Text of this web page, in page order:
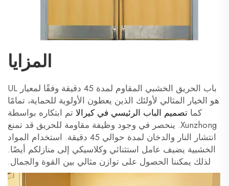
المزايا
باب الحريق الخشبي المقاوم لمدة 45 دقيقة وفقًا لمعيار UL
هو الخيار المثالي لأولئك الذين يعطون الأولوية للحماية، تمامًا
كما تصميم الباب الرئيسي في كيرالا تم ابتكاره بواسطة
Xunzhong. ينحصر في وجود وظيفة مقاومة للحريق قد تمنع
انتشار النار والدخان لمدة حوالي 45 دقيقة. استخدام المواد
الخشبية يضيف عامل استثنائي وكلاسيكي إلى منازلكم أيضًا.
لذلك يمكننا الحصول على توازن مثالي بين القوة والجمال.